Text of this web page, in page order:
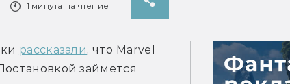
1 минута на чтение
рассказали, что Marvel
займется